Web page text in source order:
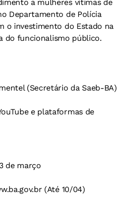
a mulheres vítimas de
Departamento de Polícia
o investimento do Estado na
do funcionalismo público.
(Secretário da Saeb-BA)
e plataformas de
de março
(Até 10/04)